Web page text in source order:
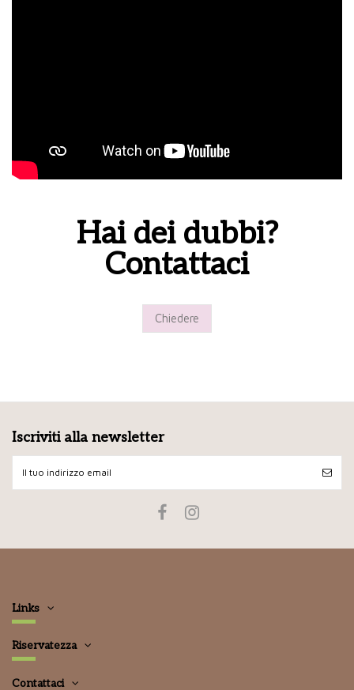
Hai dei dubbi?
Contattaci
Chiedere
Iscriviti alla newsletter
Links
Riservatezza
Contattaci